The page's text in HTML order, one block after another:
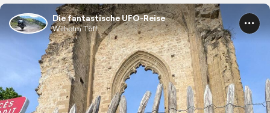
Die fantastische UFO-Reise
Wilhelm Töff